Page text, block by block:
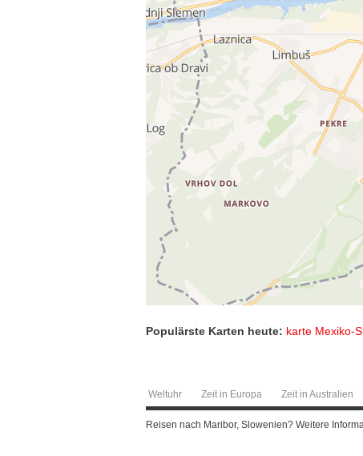
Populärste Karten heute: karte Mexiko-
Weltuhr Zeit in Europa Zeit in Australien
Reisen nach Maribor, Slowenien? Weitere